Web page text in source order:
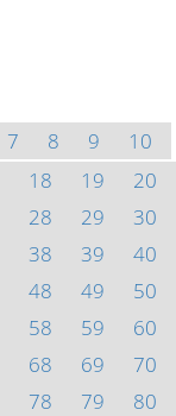
7 8 9
10
18 19
20
28 29
30
38 39
40
48 49
50
58 59
60
68 69
70
78 79
80